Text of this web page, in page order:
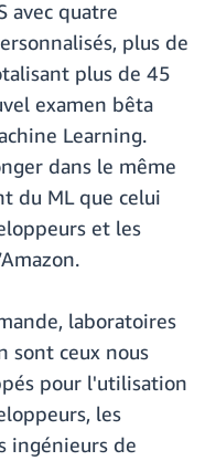
avec quatre
plus de
plus de 45
examen bêta
Learning.
dans le même
du ML que celui
et les
laboratoires
sont ceux nous
pour l'utilisation
les
ingénieurs de